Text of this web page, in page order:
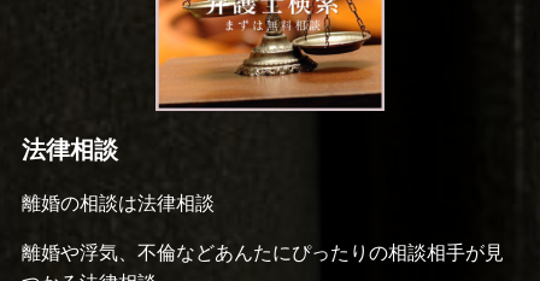
法律相談
離婚の相談は法律相談
離婚や浮気、不倫などあんたにぴったりの相談相手が見